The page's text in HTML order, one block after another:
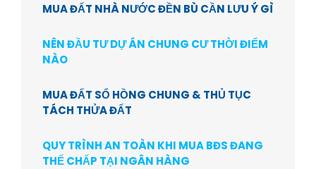
MUA ĐẤT NHÀ NƯỚC ĐỀN BÙ CẦN LƯU Ý GÌ
NÊN ĐẦU TƯ DỰ ÁN CHUNG CƯ THỜI ĐIỂM
NÀO
MUA ĐẤT SỔ HỒNG CHUNG & THỦ TỤC
TÁCH THỬA ĐẤT
QUY TRÌNH AN TOÀN KHI MUA BĐS ĐANG
THẾ CHẤP TẠI NGÂN HÀNG